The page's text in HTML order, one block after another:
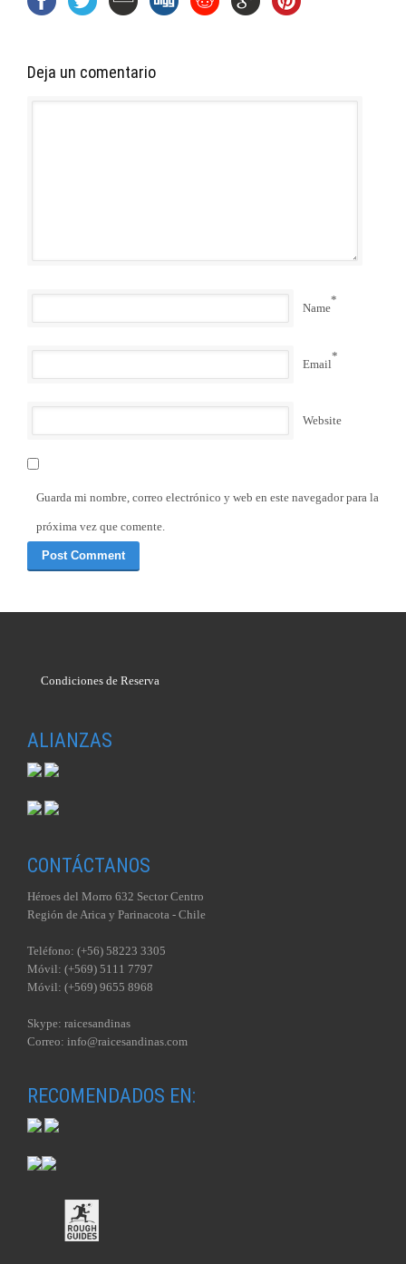
Deja un comentario
Name
*
Email
*
Website
Guarda mi nombre, correo electrónico y web en este navegador para la
próxima vez que comente.
Condiciones de Reserva
ALIANZAS
CONTÁCTANOS
Héroes del Morro 632 Sector Centro
Región de Arica y Parinacota - Chile
Teléfono: (+56) 58223 3305
Móvil: (+569) 5111 7797
Móvil: (+569) 9655 8968
Skype: raicesandinas
Correo: info@raicesandinas.com
RECOMENDADOS EN: